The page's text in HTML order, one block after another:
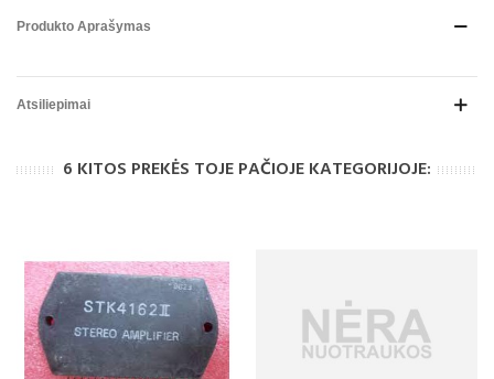
Produkto Aprašymas
Atsiliepimai
6 KITOS PREKĖS TOJE PAČIOJE KATEGORIJOJE: